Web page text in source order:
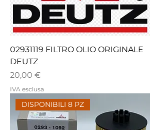
02931119 FILTRO OLIO ORIGINALE
DEUTZ
Prezzo
20,00 €
IVA esclusa
DISPONIBILI 8 PZ